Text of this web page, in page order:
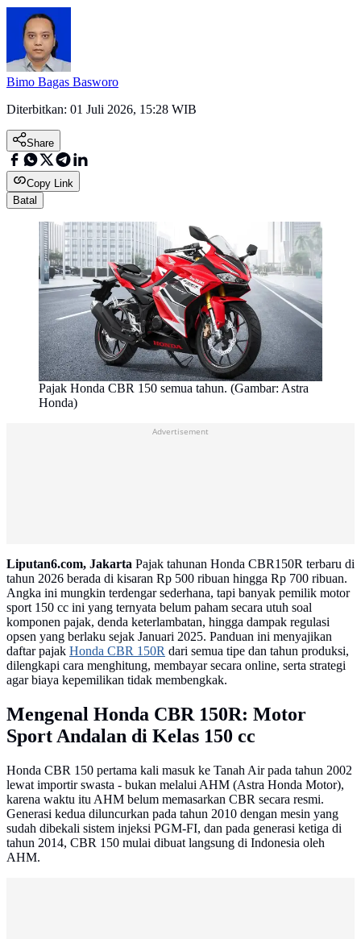
Bimo Bagas Basworo
Diterbitkan: 01 Juli 2026, 15:28 WIB
Share
Copy Link
Batal
Pajak Honda CBR 150 semua tahun. (Gambar: Astra
Honda)
Liputan6.com, Jakarta Pajak tahunan Honda CBR150R terbaru di
tahun 2026 berada di kisaran Rp 500 ribuan hingga Rp 700 ribuan.
Angka ini mungkin terdengar sederhana, tapi banyak pemilik motor
sport 150 cc ini yang ternyata belum paham secara utuh soal
komponen pajak, denda keterlambatan, hingga dampak regulasi
opsen yang berlaku sejak Januari 2025. Panduan ini menyajikan
daftar pajak Honda CBR 150R dari semua tipe dan tahun produksi,
dilengkapi cara menghitung, membayar secara online, serta strategi
agar biaya kepemilikan tidak membengkak.
Mengenal Honda CBR 150R: Motor
Sport Andalan di Kelas 150 cc
Honda CBR 150 pertama kali masuk ke Tanah Air pada tahun 2002
lewat importir swasta - bukan melalui AHM (Astra Honda Motor),
karena waktu itu AHM belum memasarkan CBR secara resmi.
Generasi kedua diluncurkan pada tahun 2010 dengan mesin yang
sudah dibekali sistem injeksi PGM-FI, dan pada generasi ketiga di
tahun 2014, CBR 150 mulai dibuat langsung di Indonesia oleh
AHM.